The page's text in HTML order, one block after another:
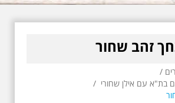
זהב שחור
/
בת"א עם אילן שחורי /